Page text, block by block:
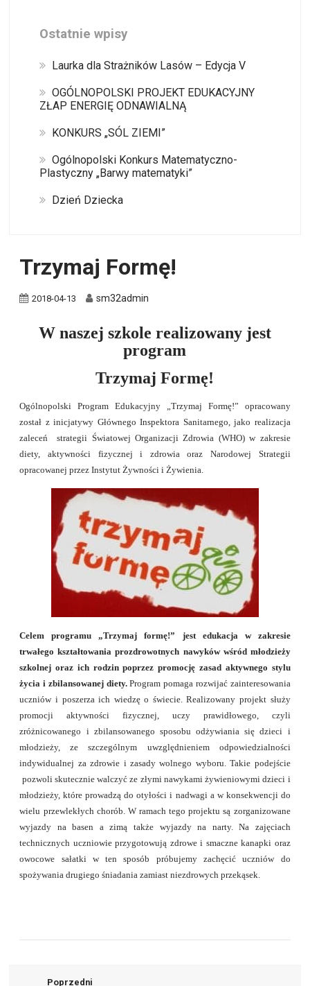
Ostatnie wpisy
Laurka dla Strażników Lasów – Edycja V
OGÓLNOPOLSKI PROJEKT EDUKACYJNY
ZŁAP ENERGIĘ ODNAWIALNĄ
KONKURS „SÓL ZIEMI”
Ogólnopolski Konkurs Matematyczno-
Plastyczny „Barwy matematyki”
Dzień Dziecka
Trzymaj Formę!
2018-04-13 sm32admin
W naszej szkole realizowany jest
program
Trzymaj Formę!
Ogólnopolski Program Edukacyjny „Trzymaj Formę!” opracowany
został z inicjatywy Głównego Inspektora Sanitarnego, jako realizacja
zaleceń strategii Światowej Organizacji Zdrowia (WHO) w zakresie
diety, aktywności fizycznej i zdrowia oraz Narodowej Strategii
opracowanej przez Instytut Żywności i Żywienia.
Celem programu „Trzymaj formę!” jest edukacja w zakresie
trwałego kształtowania prozdrowotnych nawyków wśród młodzieży
szkolnej oraz ich rodzin poprzez promocję zasad aktywnego stylu
życia i zbilansowanej diety.Program pomaga rozwijać zainteresowania
uczniów i poszerza ich wiedzę o świecie. Realizowany projekt służy
promocji aktywności fizycznej, uczy prawidłowego, czyli
zróżnicowanego i zbilansowanego sposobu odżywiania się dzieci i
młodzieży, ze szczególnym uwzględnieniem odpowiedzialności
indywidualnej za zdrowie i zasady wolnego wyboru. Takie podejście
pozwoli skutecznie walczyć ze złymi nawykami żywieniowymi dzieci i
młodzieży, które prowadzą do otyłości i nadwagi a w konsekwencji do
wielu przewlekłych chorób. W ramach tego projektu są zorganizowane
wyjazdy na basen a zimą także wyjazdy na narty. Na zajęciach
technicznych uczniowie przygotowują zdrowe i smaczne kanapki oraz
owocowe sałatki w ten sposób próbujemy zachęcić uczniów do
spożywania drugiego śniadania zamiast niezdrowych przekąsek.
Poprzedni